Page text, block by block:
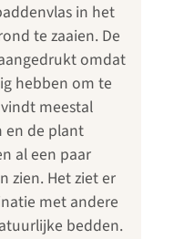
in het
te zaaien. De
omdat
hebben om te
meestal
en de plant
al een paar
zien. Het ziet er
met andere
bedden.